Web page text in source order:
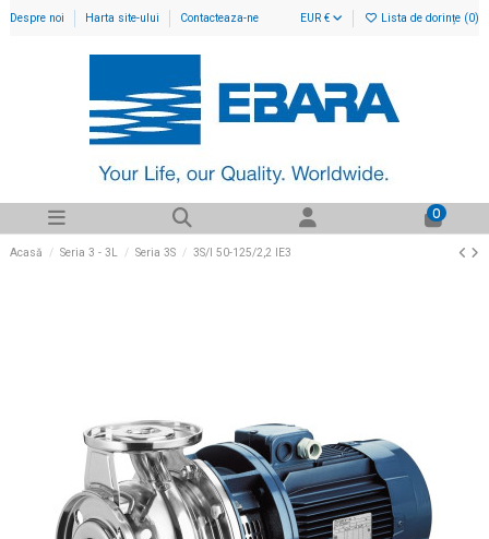
Despre noi Harta site-ului Contacteaza-ne EUR € Lista de dorințe (0)
0
Acasă Seria 3 - 3L Seria 3S 3S/I 50-125/2,2 IE3